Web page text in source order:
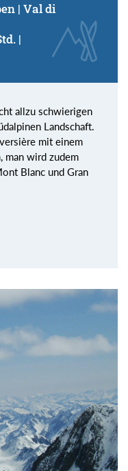
| Val di
|
allzu schwierigen
Landschaft.
mit einem
man wird zudem
Blanc und Gran